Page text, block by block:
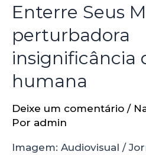
Enterre Seus
perturbadora
insignificância
humana
Deixe um comentário /
Por admin
Imagem: Audiovisual /